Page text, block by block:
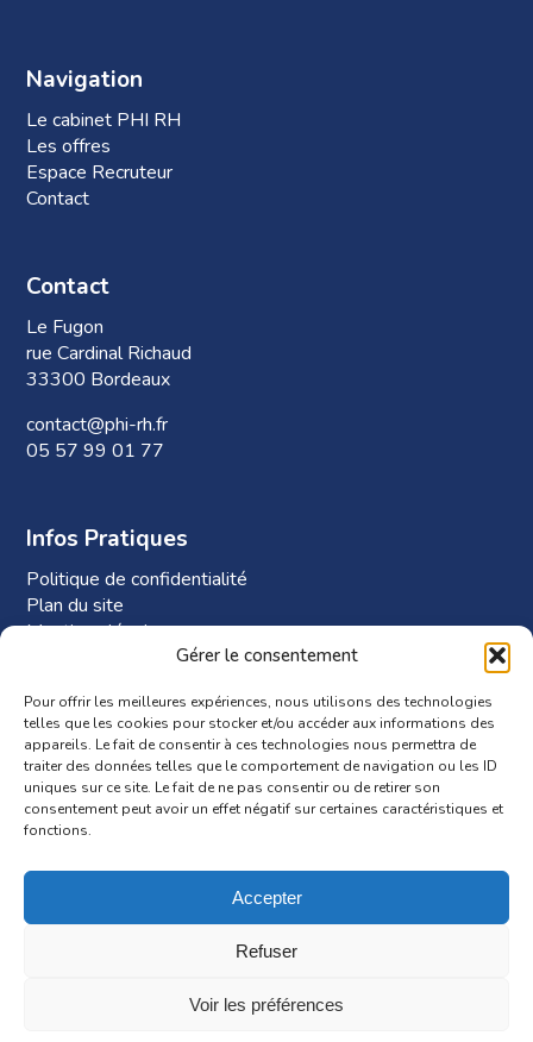
Gérer le consentement
Pour offrir les meilleures expériences, nous utilisons des technologies
telles que les cookies pour stocker et/ou accéder aux informations des
appareils. Le fait de consentir à ces technologies nous permettra de
traiter des données telles que le comportement de navigation ou les ID
uniques sur ce site. Le fait de ne pas consentir ou de retirer son
consentement peut avoir un effet négatif sur certaines caractéristiques et
fonctions.
Accepter
Refuser
Voir les préférences
Navigation
Le cabinet PHI RH
Les offres
Espace Recruteur
Contact
Contact
Le Fugon
rue Cardinal Richaud
33300 Bordeaux
contact@phi-rh.fr
05 57 99 01 77
Infos Pratiques
Politique de confidentialité
Plan du site
Mentions légales
Plan d’accès à Phi-RH
© Copyright Phi-RH